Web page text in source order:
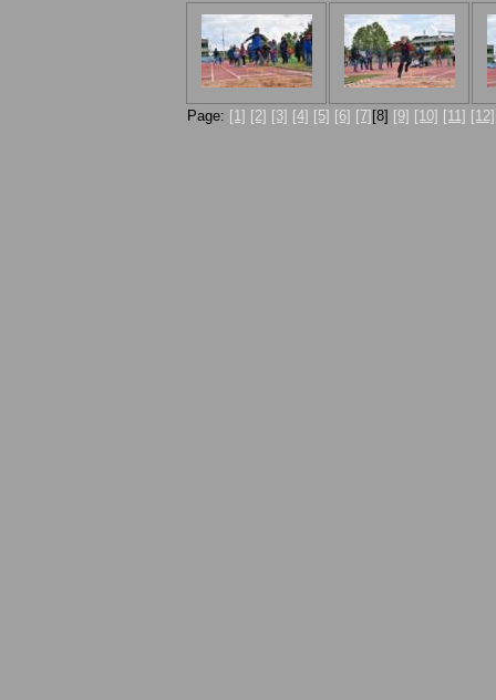
Page: [1] [2] [3] [4] [5] [6] [7] [8] [9] [10] [11] [12]